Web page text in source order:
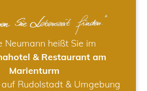
Neumann heißt Sie im
& Restaurant am
Marienturm
Rudolstadt & Umgebung